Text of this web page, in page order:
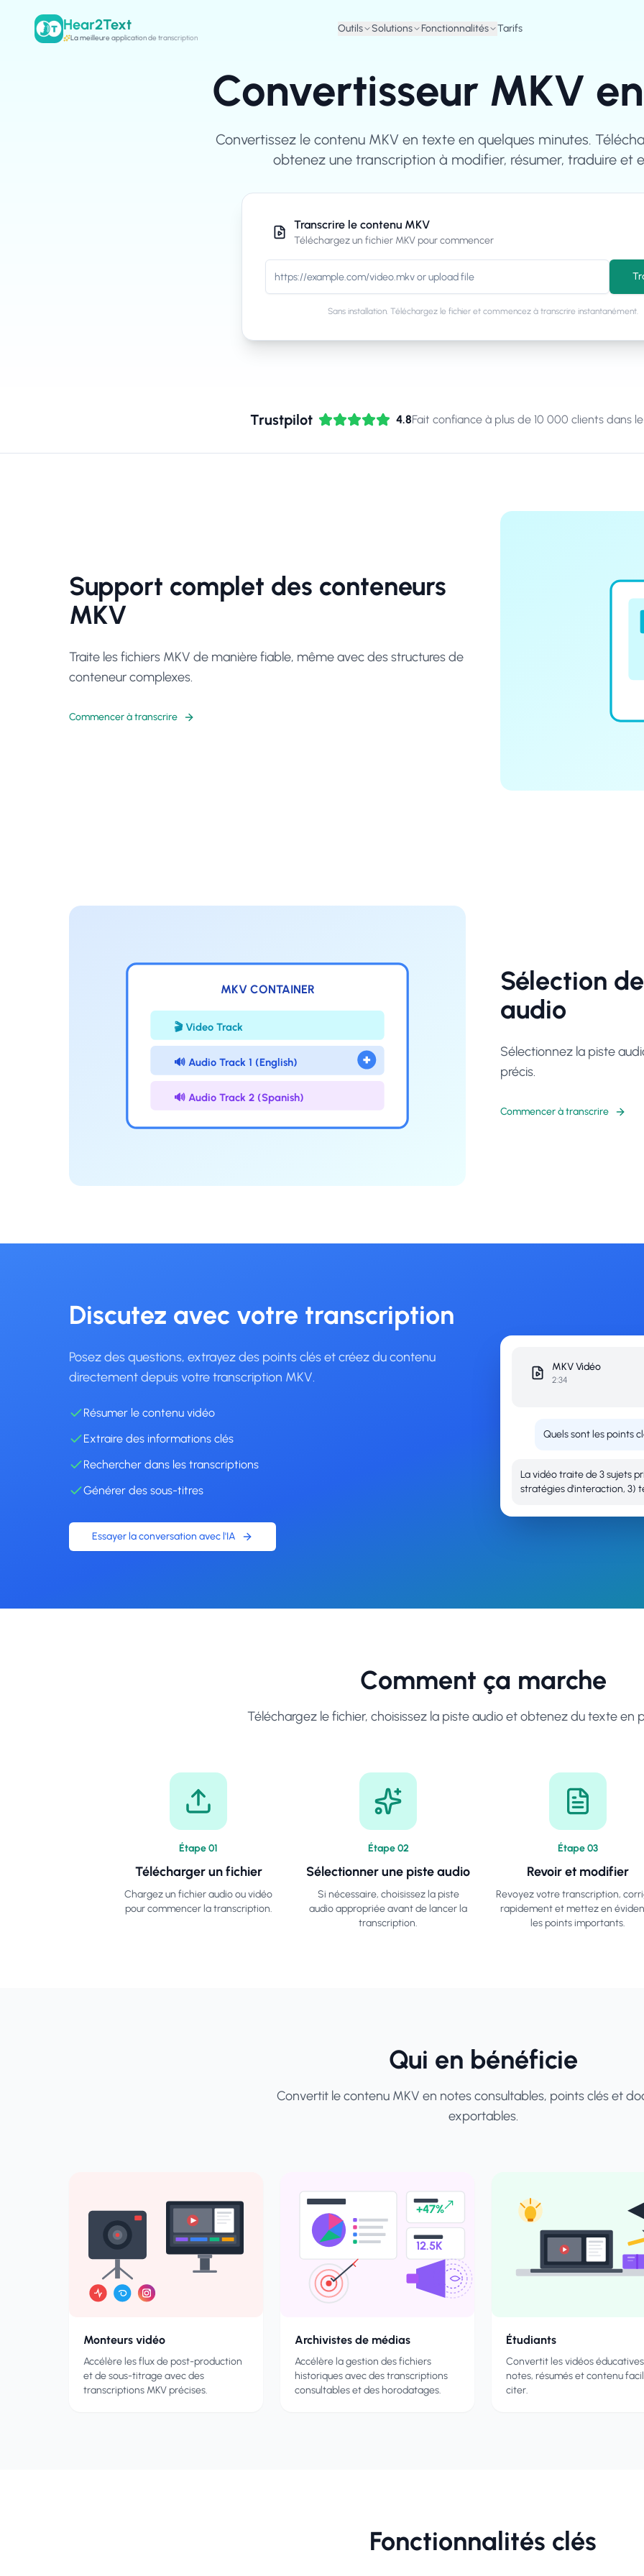
Hear2Text
La meilleure application de transcription
Outils Solutions Fonctionnalités Tarifs
Convertisseur MKV
Convertissez le contenu MKV en texte en quelques minutes.
obtenez une transcription à modifier, résumer, traduire et
Transcrire le contenu MKV
Téléchargez un fichier MKV pour commencer
Sans installation. Téléchargez le fichier et commencez à transcrire instantanément.
Trustpilot 4.8Fait confiance à plus de 10 000 clients dans
Support complet des conteneurs
MKV
Traite les fichiers MKV de manière fiable, même avec des structures de
conteneur complexes.
Commencer à transcrire
Sélection
audio
Sélectionnez la piste
précis.
Commencer à transcrire
MKV CONTAINER
🎬 Video Track
🔊 Audio Track 1 (English)
🔊 Audio Track 2 (Spanish)
Discutez avec votre transcription
Posez des questions, extrayez des points clés et créez du contenu
directement depuis votre transcription MKV.
Résumer le contenu vidéo
Extraire des informations clés
Rechercher dans les transcriptions
Générer des sous-titres
Essayer la conversation avec l'IA
MKVVidéo
2:34
Quels sont les points
La vidéo traite de 3 sujets
stratégies d'interaction, 3)
Comment ça marche
Téléchargez le fichier, choisissez la piste audio et obtenez du texte en
Étape01
Télécharger un fichier
Chargez un fichier audio ou vidéo
pour commencer la transcription.
Étape02
Sélectionner une piste audio
Si nécessaire, choisissez la piste
audio appropriée avant de lancer la
transcription.
Étape03
Revoir et modifier
Revoyez votre transcription,
rapidement et mettez en
les points importants.
Qui en bénéficie
Convertit le contenu MKV en notes consultables, points clés et
exportables.
Monteurs vidéo
Accélère les flux de post-production
et de sous-titrage avec des
transcriptions MKV précises.
+47%
12.5K
Archivistes de médias
Accélère la gestion des fichiers
historiques avec des transcriptions
consultables et des horodatages.
Étudiants
Convertit les vidéos
notes, résumés et contenu
citer.
Fonctionnalités clés